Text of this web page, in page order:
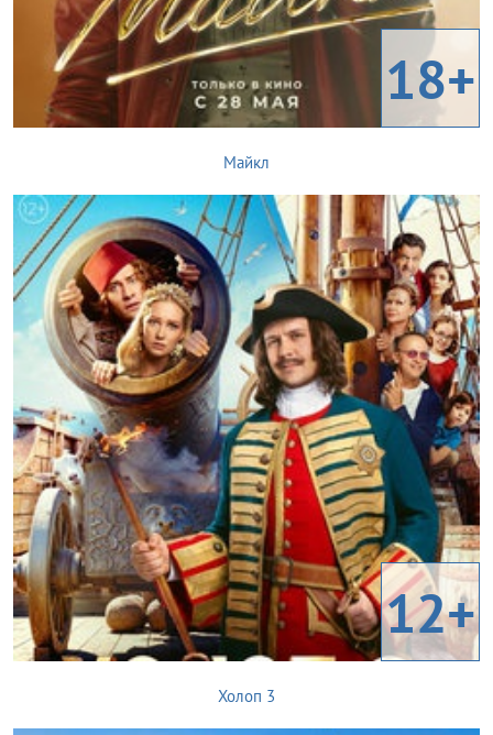
18+
Майкл
12+
Холоп 3